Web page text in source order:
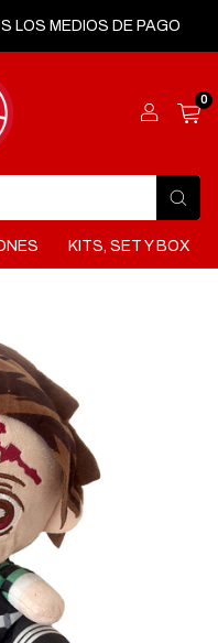
LOS MEDIOS DE PAGO
0
KITS, SET Y BOX